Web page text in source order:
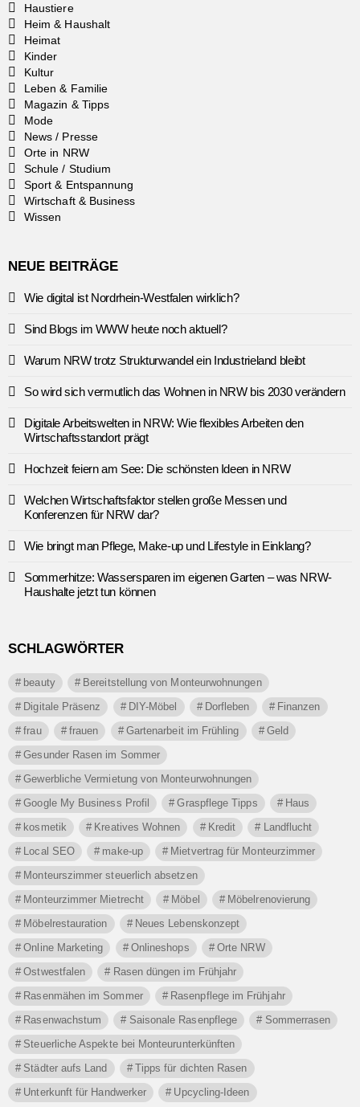
Haustiere
Heim & Haushalt
Heimat
Kinder
Kultur
Leben & Familie
Magazin & Tipps
Mode
News / Presse
Orte in NRW
Schule / Studium
Sport & Entspannung
Wirtschaft & Business
Wissen
NEUE BEITRÄGE
Wie digital ist Nordrhein-Westfalen wirklich?
Sind Blogs im WWW heute noch aktuell?
Warum NRW trotz Strukturwandel ein Industrieland bleibt
So wird sich vermutlich das Wohnen in NRW bis 2030 verändern
Digitale Arbeitswelten in NRW: Wie flexibles Arbeiten den
Wirtschaftsstandort prägt
Hochzeit feiern am See: Die schönsten Ideen in NRW
Welchen Wirtschaftsfaktor stellen große Messen und
Konferenzen für NRW dar?
Wie bringt man Pflege, Make-up und Lifestyle in Einklang?
Sommerhitze: Wassersparen im eigenen Garten – was NRW-
Haushalte jetzt tun können
SCHLAGWÖRTER
beauty
Bereitstellung von Monteurwohnungen
Digitale Präsenz
DIY-Möbel Dorfleben
Finanzen
frau
frauen Gartenarbeit im Frühling
Geld
Gesunder Rasen im Sommer
Gewerbliche Vermietung von Monteurwohnungen
Google My Business Profil
Graspflege Tipps
Haus
kosmetik
Kreatives Wohnen Kredit
Landflucht
Local SEO
make-up
Mietvertrag für Monteurzimmer
Monteurszimmer steuerlich absetzen
Monteurzimmer Mietrecht
Möbel
Möbelrenovierung
Möbelrestauration
Neues Lebenskonzept
Online Marketing
Onlineshops
Orte NRW
Ostwestfalen
Rasen düngen im Frühjahr
Rasenmähen im Sommer
Rasenpflege im Frühjahr
Rasenwachstum
Saisonale Rasenpflege
Sommerrasen
Steuerliche Aspekte bei Monteurunterkünften
Städter aufs Land
Tipps für dichten Rasen
Unterkunft für Handwerker
Upcycling-Ideen